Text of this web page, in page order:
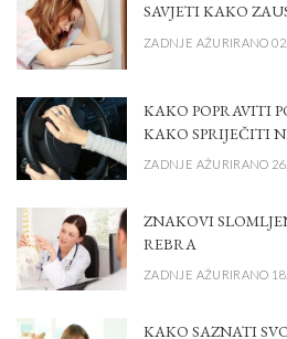
SAVJETI KAKO
ZADNJE AŽURIRANO
KAKO POPRAVITI
KAKO SPRIJEČITI
ZADNJE AŽURIRANO
ZNAKOVI
REBRA
ZADNJE AŽURIRANO
KAKO SAZNATI